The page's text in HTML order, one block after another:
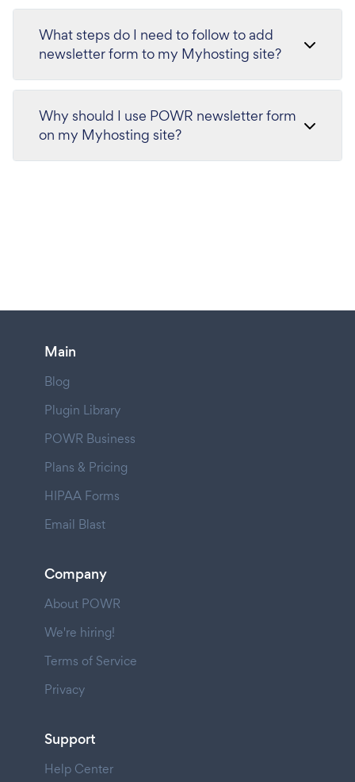
What steps do I need to follow to add
newsletter form to my Myhosting site?
Why should I use POWR newsletter form
on my Myhosting site?
Main
Blog
Plugin Library
POWR Business
Plans & Pricing
HIPAA Forms
Email Blast
Company
About POWR
We're hiring!
Terms of Service
Privacy
Support
Help Center